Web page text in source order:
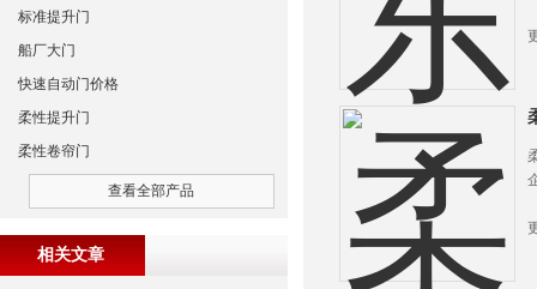
标准提升门
船厂大门
快速自动门价格
柔性提升门
柔性卷帘门
查看全部产品
相关文章